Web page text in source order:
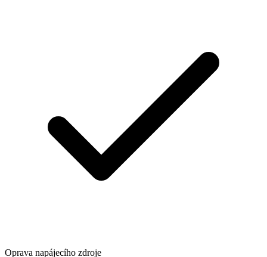
Oprava napájecího zdroje